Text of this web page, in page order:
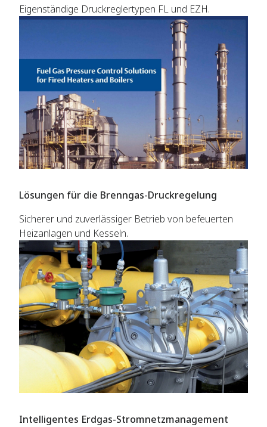
Eigenständige Druckreglertypen FL und EZH.
Lösungen für die Brenngas-Druckregelung
Sicherer und zuverlässiger Betrieb von befeuerten
Heizanlagen und Kesseln.
Intelligentes Erdgas-Stromnetzmanagement